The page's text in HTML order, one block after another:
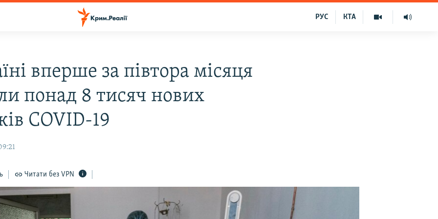
КТА
РУС
вперше за півтора місяця
понад 8 тисяч нових
COVID-19
Читати без VPN